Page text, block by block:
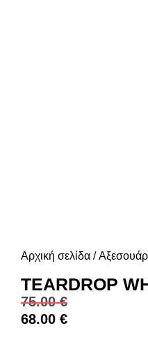
Αρχική σελίδα /Αξεσουάρ
TEARDROP
75.00€
68.00 €